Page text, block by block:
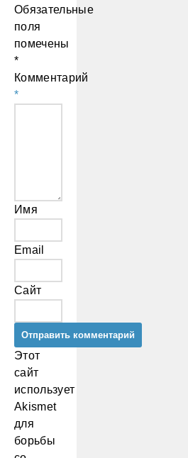
Обязательные
поля
помечены
*
Комментарий
*
Имя
Email
Сайт
Этот
сайт
использует
Akismet
для
борьбы